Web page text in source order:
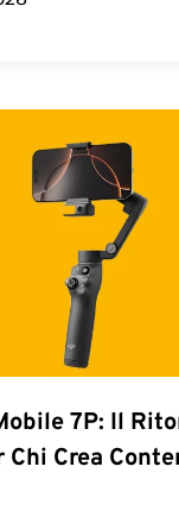
7P: Il
Chi Crea